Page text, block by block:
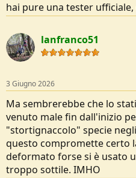
hai pure una tester
lanfranco51
3 Giugno 2026
Ma sembrerebbe che lo
venuto male fin dall'inizio
"stortignaccolo" specie
questo compromette certo
deformato forse si è usato
troppo sottile. IMHO